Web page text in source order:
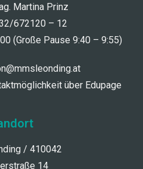
Martina Prinz
672120 – 12
(Große Pause 9:40 – 9:55)
über Edupage
/ 410042
14